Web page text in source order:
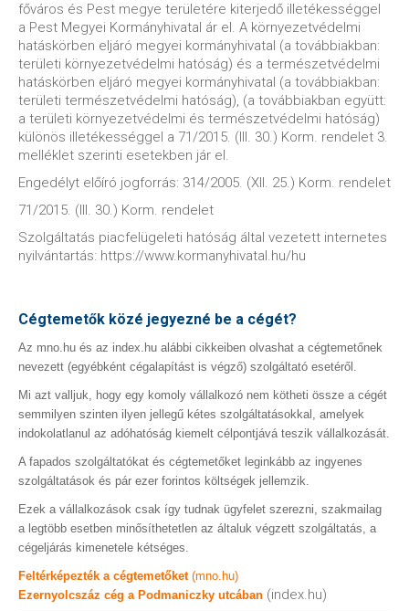
főváros és Pest megye területére kiterjedő illetékességgel
a Pest Megyei Kormányhivatal ár el. A környezetvédelmi
hatáskörben eljáró megyei kormányhivatal (a továbbiakban:
területi környezetvédelmi hatóság) és a természetvédelmi
hatáskörben eljáró megyei kormányhivatal (a továbbiakban:
területi természetvédelmi hatóság), (a továbbiakban együtt:
a területi környezetvédelmi és természetvédelmi hatóság)
különös illetékességgel a 71/2015. (III. 30.) Korm. rendelet 3.
melléklet szerinti esetekben jár el.
Engedélyt előíró jogforrás: 314/2005. (XII. 25.) Korm. rendelet
71/2015. (III. 30.) Korm. rendelet
Szolgáltatás piacfelügeleti hatóság által vezetett internetes
nyilvántartás: https://www.kormanyhivatal.hu/hu
Cégtemetők közé jegyezné be a cégét?
Az mno.hu és az index.hu alábbi cikkeiben olvashat a cégtemetőnek
nevezett (egyébként cégalapítást is végző) szolgáltató esetéről.
Mi azt valljuk, hogy egy komoly vállalkozó nem kötheti össze a cégét
semmilyen szinten ilyen jellegű kétes szolgáltatásokkal, amelyek
indokolatlanul az adóhatóság kiemelt célpontjává teszik vállalkozását.
A fapados szolgáltatókat és cégtemetőket leginkább az ingyenes
szolgáltatások és pár ezer forintos költségek jellemzik.
Ezek a vállalkozások csak így tudnak ügyfelet szerezni, szakmailag
a legtöbb esetben minősíthetetlen az általuk végzett szolgáltatás, a
cégeljárás kimenetele kétséges.
Feltérképezték a cégtemetőket (mno.hu)
Ezernyolcszáz cég a Podmaniczky utcában (index.hu)